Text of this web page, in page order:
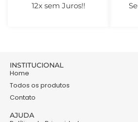
12x sem Juros!!
INSTITUCIONAL
Home
Todos os produtos
Contato
AJUDA